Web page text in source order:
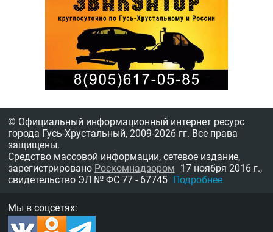
© Официальный информационный интернет ресурс
города Гусь-Хрустальный, 2009-2026 гг. Все права
защищены.
Средство массовой информации, сетевое издание,
зарегистрировано Роскомнадзором 17 ноября 2016 г.,
свидетельство ЭЛ № ФС 77 - 67745 Подробнее
Мы в соцсетях: